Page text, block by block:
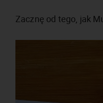
Zacznę od tego, jak